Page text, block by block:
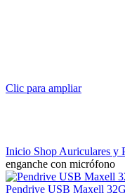
Clic para ampliar
Inicio Shop Auriculares y
enganche con micrófono
Pendrive USB Maxell